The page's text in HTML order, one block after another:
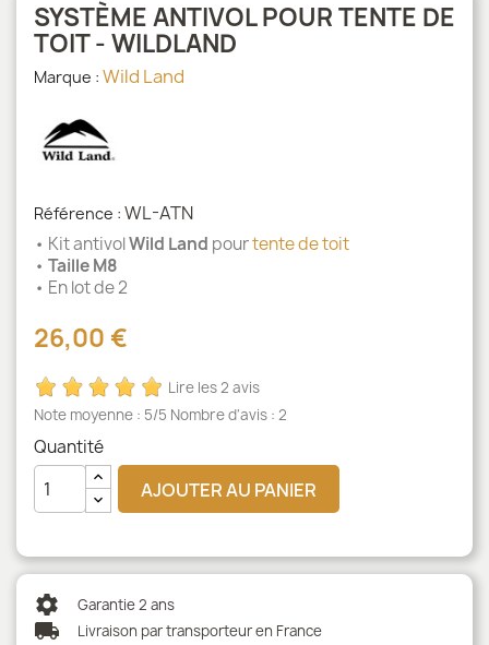
SYSTÈME ANTIVOL POUR TENTE DE
TOIT - WILDLAND
Marque : Wild Land
Référence : WL-ATN
• Kit antivolWild Land pourtente de toit
• Taille M8
• En lot de 2
26,00 €
Lire les 2 avis
Note moyenne : 5/5 Nombre d'avis : 2
Quantité
AJOUTER AU PANIER
settings Garantie 2 ans
local_shipping Livraison par transporteur en France